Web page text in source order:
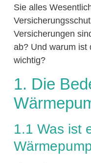
Sie alles
Versicherungen
ab? Und warum ist
wichtig?
1. Die
1.1 Was ist